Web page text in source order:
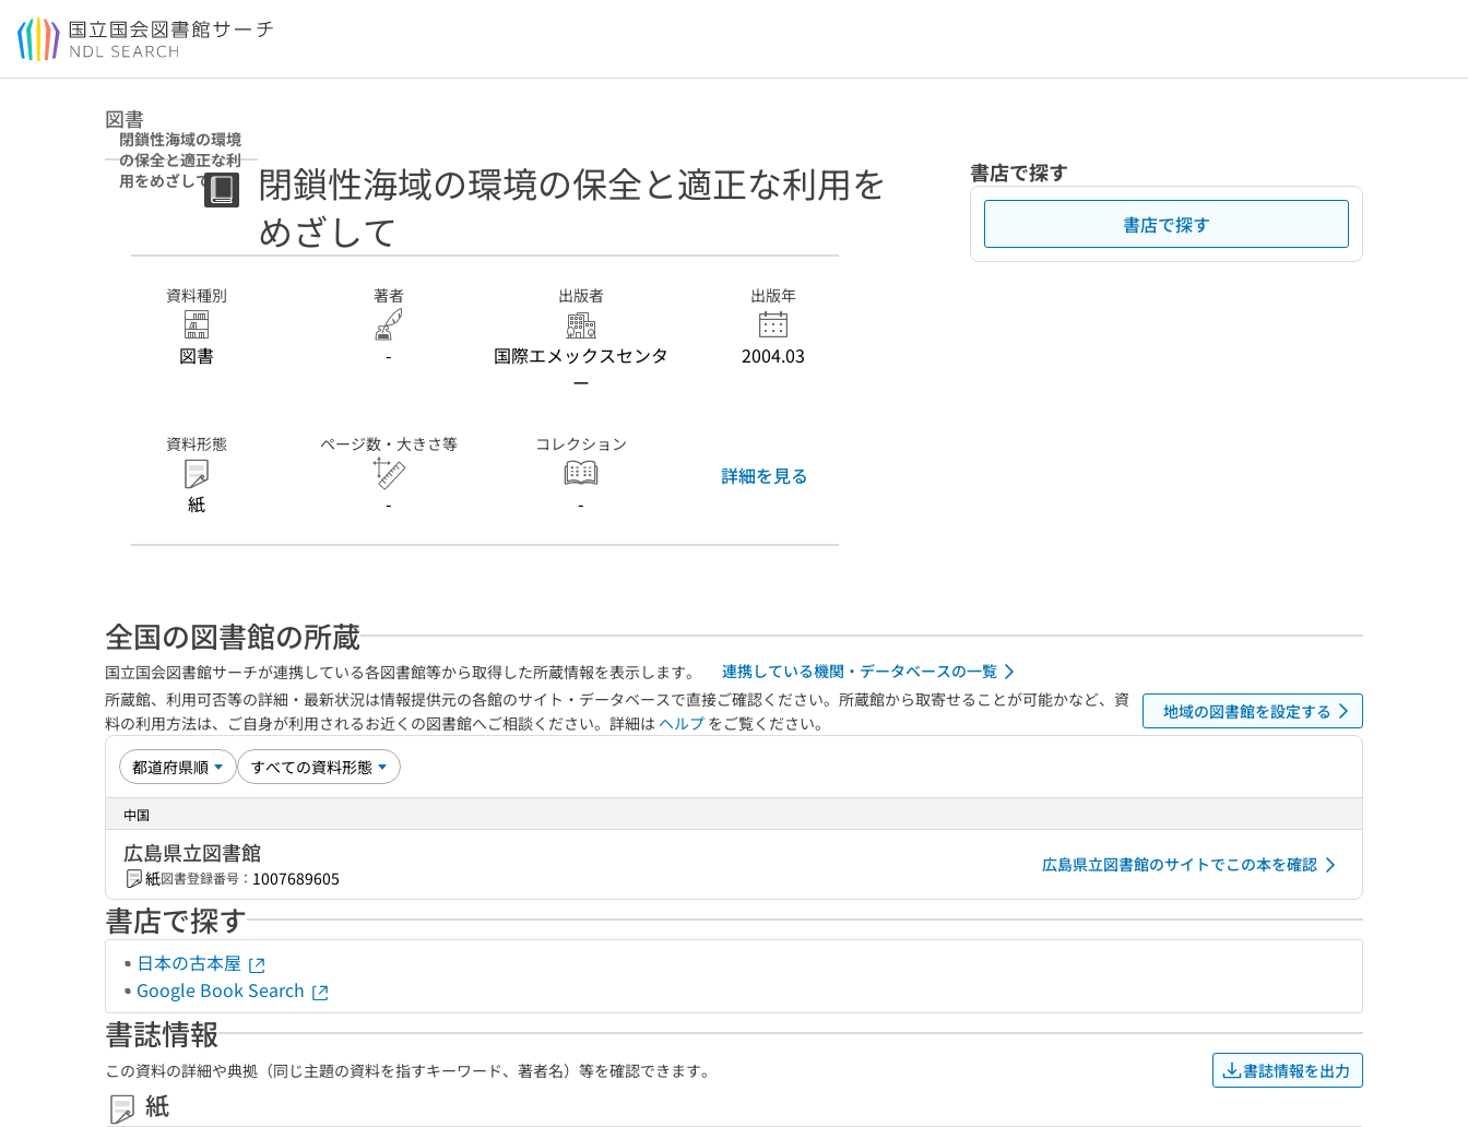
本文へ移動
図書
閉鎖性海域の環境
の保全と適正な利
用をめざして
閉鎖性海域の環境の保全と適正な利用を
めざして
資料種別
図書
著者
-
出版者
国際エメックスセンタ
ー
出版年
2004.03
資料形態
紙
ページ数・大きさ等
-
コレクション
-
詳細を見る
書店で探す
書店で探す
全国の図書館の所蔵
国立国会図書館サーチが連携している各図書館等から取得した所蔵情報を表示します。
連携している機関・データベースの一覧
所蔵館、利用可否等の詳細・最新状況は情報提供元の各館のサイト・データベースで直接ご確認ください。所蔵館から取寄せることが可能かなど、資
料の利用方法は、ご自身が利用されるお近くの図書館へご相談ください。詳細は ヘルプ をご覧ください。
地域の図書館を設定する
中国
広島県立図書館
紙図書登録番号： 1007689605
広島県立図書館のサイトでこの本を確認
書店で探す
日本の古本屋
Google Book Search
書誌情報
この資料の詳細や典拠（同じ主題の資料を指すキーワード、著者名）等を確認できます。 書誌情報を出力
紙